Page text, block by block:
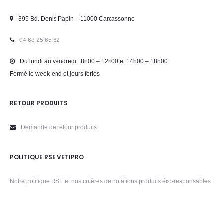
395 Bd. Denis Papin – 11000 Carcassonne
04 68 25 65 62
Du lundi au vendredi : 8h00 – 12h00 et 14h00 – 18h00
Fermé le week-end et jours fériés
RETOUR PRODUITS
Demande de retour produits
POLITIQUE RSE VETIPRO
Notre politique RSE et nos critères de notations produits éco-responsables